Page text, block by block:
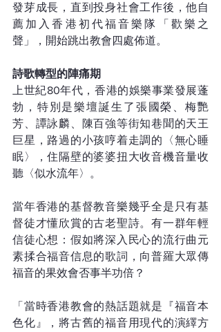
發芽成長，直到投身社會工作後，他自
薦加入香港初代福音樂隊「歡樂之
聲」，開始跳出教會四處佈道。
詩歌轉型的陣痛期
上世紀80年代，香港的娛樂事業發展蓬
勃，特別是樂壇誕生了張國榮、梅艷
芳、譚詠麟、陳百強等街知巷聞的天王
巨星，路過的小孩哼着走調的〈無心睡
眠〉，住隔壁的婆婆扭大收音機音量收
聽〈似水流年〉。
當年香港的基督教音樂幾乎全是只有基
督徒才懂欣賞的古老聖詩。有一群年輕
信徒心想：假如將深入民心的流行曲元
素揉合福音信息的歌詞，向普羅大眾傳
福音的果效會否事半功倍？
「當時香港教會的熱話題就是『福音本
色化』，將古舊的福音用現代的演繹方